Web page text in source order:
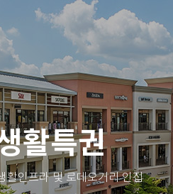
연환경
, 오산천 등 친환경 에코라이프